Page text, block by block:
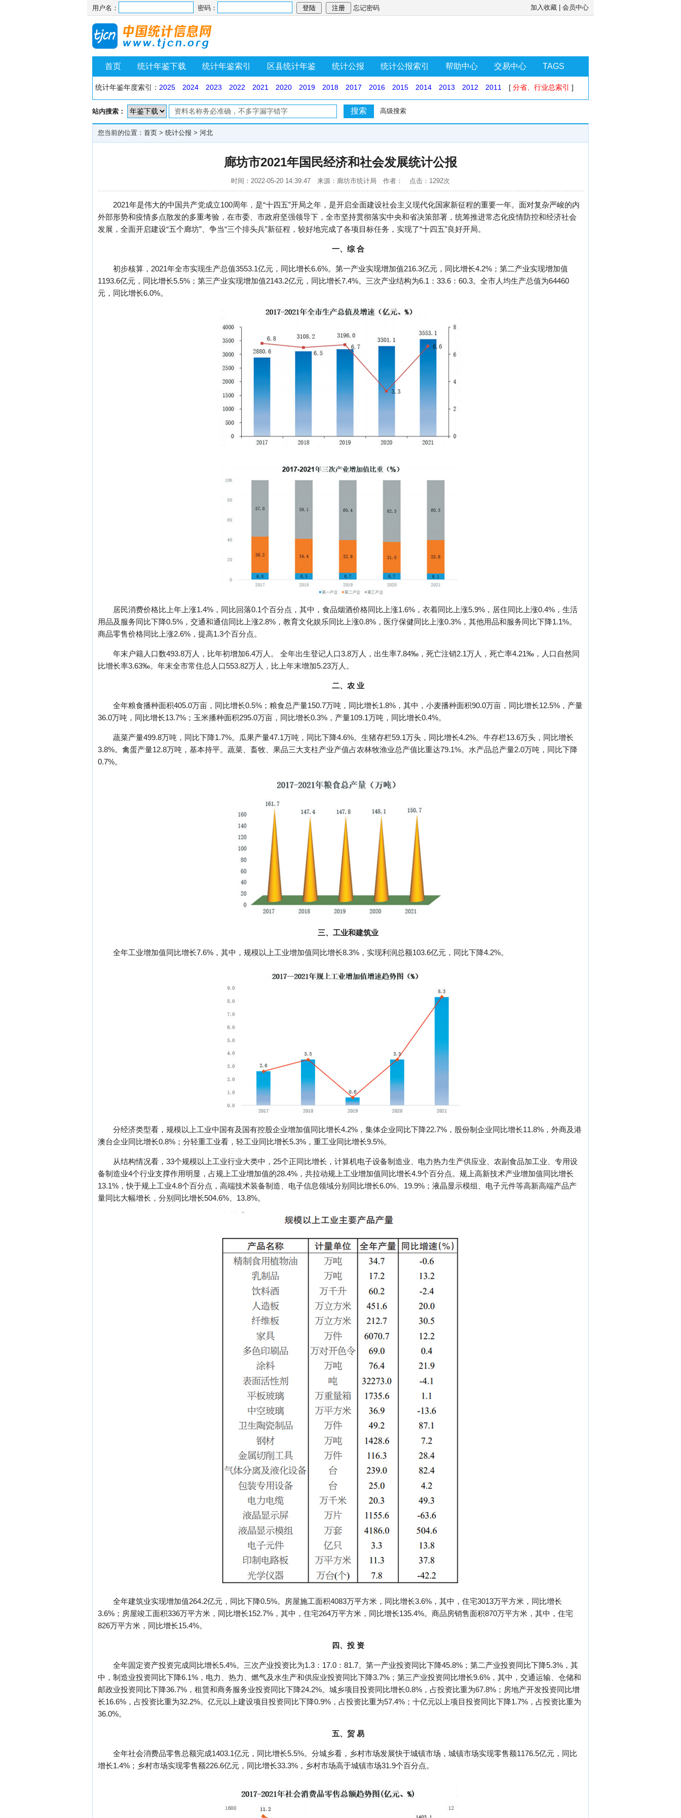
用户名： 密码： 忘记密码 加入收藏 会员中心
首页 统计年鉴下载 统计年鉴索引 区县统计年鉴 统计公报 统计公报索引 帮助中心 交易中心 TAGS
统计年鉴年度索引： 2025 2024 2023 2022 2021 2020 2019 2018 2017 2016 2015 2014 2013 2012 2011 [ 分省、行业总索引 ]
站内搜索： 高级搜索
您当前的位置： 首页 > 统计公报 > 河北
廊坊市2021年国民经济和社会发展统计公报
时间：2022-05-20 14:39:47 来源：廊坊市统计局 作者： 点击：1292次
2021年是伟大的中国共产党成立100周年，是“十四五”开局之年，是开启全面建设社会主义现代化国家新征程的重要一年。面对复杂严峻的内
外部形势和疫情多点散发的多重考验，在市委、市政府坚强领导下，全市坚持贯彻落实中央和省决策部署，统筹推进常态化疫情防控和经济社会
发展，全面开启建设“五个廊坊”、争当“三个排头兵”新征程，较好地完成了各项目标任务，实现了“十四五”良好开局。
一、综 合
初步核算，2021年全市实现生产总值3553.1亿元，同比增长6.6%。第一产业实现增加值216.3亿元，同比增长4.2%；第二产业实现增加值
1193.6亿元，同比增长5.5%；第三产业实现增加值2143.2亿元，同比增长7.4%。三次产业结构为6.1：33.6：60.3。全市人均生产总值为64460
元，同比增长6.0%。
居民消费价格比上年上涨1.4%，同比回落0.1个百分点，其中，食品烟酒价格同比上涨1.6%，衣着同比上涨5.9%，居住同比上涨0.4%，生活
用品及服务同比下降0.5%，交通和通信同比上涨2.8%，教育文化娱乐同比上涨0.8%，医疗保健同比上涨0.3%，其他用品和服务同比下降1.1%。
商品零售价格同比上涨2.6%，提高1.3个百分点。
年末户籍人口数493.8万人，比年初增加6.4万人。 全年出生登记人口3.8万人，出生率7.84‰，死亡注销2.1万人，死亡率4.21‰，人口自然同
比增长率3.63‰。年末全市常住总人口553.82万人，比上年末增加5.23万人。
二、农 业
全年粮食播种面积405.0万亩，同比增长0.5%；粮食总产量150.7万吨，同比增长1.8%，其中，小麦播种面积90.0万亩，同比增长12.5%，产量
36.0万吨，同比增长13.7%；玉米播种面积295.0万亩，同比增长0.3%，产量109.1万吨，同比增长0.4%。
蔬菜产量499.8万吨，同比下降1.7%。瓜果产量47.1万吨，同比下降4.6%。生猪存栏59.1万头，同比增长4.2%。牛存栏13.6万头，同比增长
3.8%。禽蛋产量12.8万吨，基本持平。蔬菜、畜牧、果品三大支柱产业产值占农林牧渔业总产值比重达79.1%。水产品总产量2.0万吨，同比下降
0.7%。
三、工业和建筑业
全年工业增加值同比增长7.6%，其中，规模以上工业增加值同比增长8.3%，实现利润总额103.6亿元，同比下降4.2%。
分经济类型看，规模以上工业中国有及国有控股企业增加值同比增长4.2%，集体企业同比下降22.7%，股份制企业同比增长11.8%，外商及港
澳台企业同比增长0.8%；分轻重工业看，轻工业同比增长5.3%，重工业同比增长9.5%。
从结构情况看，33个规模以上工业行业大类中，25个正同比增长，计算机电子设备制造业、电力热力生产供应业、农副食品加工业、专用设
备制造业4个行业支撑作用明显，占规上工业增加值的28.4%，共拉动规上工业增加值同比增长4.9个百分点。规上高新技术产业增加值同比增长
13.1%，快于规上工业4.8个百分点，高端技术装备制造、电子信息领域分别同比增长6.0%、19.9%；液晶显示模组、电子元件等高新高端产品产
量同比大幅增长，分别同比增长504.6%、13.8%。
全年建筑业实现增加值264.2亿元，同比下降0.5%。房屋施工面积4083万平方米，同比增长3.6%，其中，住宅3013万平方米，同比增长
3.6%；房屋竣工面积336万平方米，同比增长152.7%，其中，住宅264万平方米，同比增长135.4%。商品房销售面积870万平方米，其中，住宅
826万平方米，同比增长15.4%。
四、投 资
全年固定资产投资完成同比增长5.4%。三次产业投资比为1.3：17.0：81.7。第一产业投资同比下降45.8%；第二产业投资同比下降5.3%，其
中，制造业投资同比下降6.1%，电力、热力、燃气及水生产和供应业投资同比下降3.7%；第三产业投资同比增长9.6%，其中，交通运输、仓储和
邮政业投资同比下降36.7%，租赁和商务服务业投资同比下降24.2%。城乡项目投资同比增长0.8%，占投资比重为67.8%；房地产开发投资同比增
长16.6%，占投资比重为32.2%。亿元以上建设项目投资同比下降0.9%，占投资比重为57.4%；十亿元以上项目投资同比下降1.7%，占投资比重为
36.0%。
五、贸 易
全年社会消费品零售总额完成1403.1亿元，同比增长5.5%。分城乡看，乡村市场发展快于城镇市场，城镇市场实现零售额1176.5亿元，同比
增长1.4%；乡村市场实现零售额226.6亿元，同比增长33.3%，乡村市场高于城镇市场31.9个百分点。